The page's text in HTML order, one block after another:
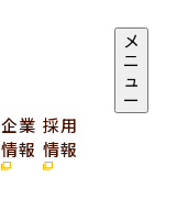
メ
ニ
ュ
ー
企業
情報
採用
情報